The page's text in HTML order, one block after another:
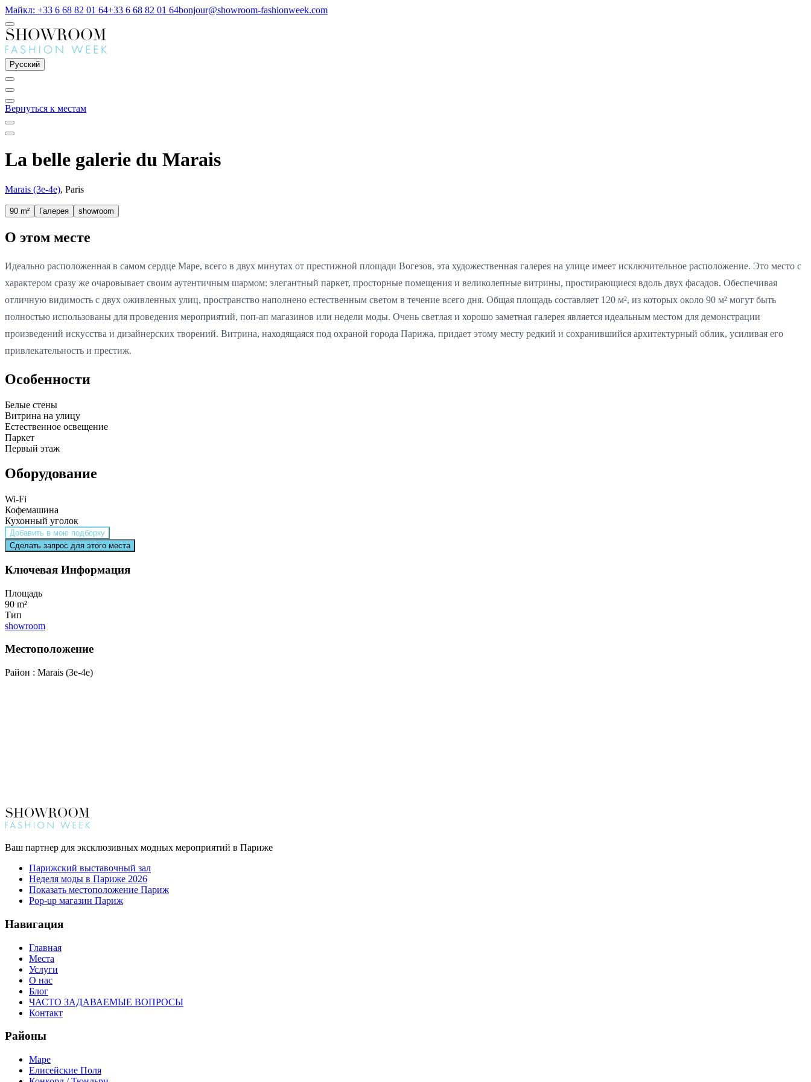
Майкл: +33 6 68 82 01 64+33 6 68 82 01 64bonjour@showroom-fashionweek.com
Русский
Вернуться к местам
La belle galerie du Marais
Marais (3e-4e), Paris
90 m² Галерея showroom
О этом месте
Идеально расположенная в самом сердце Маре, всего в двух минутах от престижной площади Вогезов, эта художественная галерея на улице имеет исключительное расположение. Это место с
характером сразу же очаровывает своим аутентичным шармом: элегантный паркет, просторные помещения и великолепные витрины, простирающиеся вдоль двух фасадов. Обеспечивая
отличную видимость с двух оживленных улиц, пространство наполнено естественным светом в течение всего дня. Общая площадь составляет 120 м², из которых около 90 м² могут быть
полностью использованы для проведения мероприятий, поп-ап магазинов или недели моды. Очень светлая и хорошо заметная галерея является идеальным местом для демонстрации
произведений искусства и дизайнерских творений. Витрина, находящаяся под охраной города Парижа, придает этому месту редкий и сохранившийся архитектурный облик, усиливая его
привлекательность и престиж.
Особенности
Белые стены
Витрина на улицу
Естественное освещение
Паркет
Первый этаж
Оборудование
Wi-Fi
Кофемашина
Кухонный уголок
Добавить в мою подборку
Сделать запрос для этого места
Ключевая Информация
Площадь
90 m²
Тип
showroom
Местоположение
Район : Marais (3e-4e)
Ваш партнер для эксклюзивных модных мероприятий в Париже
Парижский выставочный зал
Неделя моды в Париже 2026
Показать местоположение Париж
Pop-up магазин Париж
Навигация
Главная
Места
Услуги
О нас
Блог
ЧАСТО ЗАДАВАЕМЫЕ ВОПРОСЫ
Контакт
Районы
Маре
Елисейские Поля